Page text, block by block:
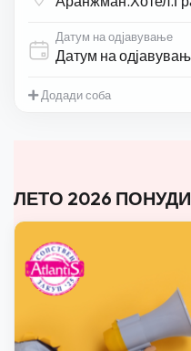
Датум на одјавување
Додади соба
ЛЕТО 2026 ПОНУДИ